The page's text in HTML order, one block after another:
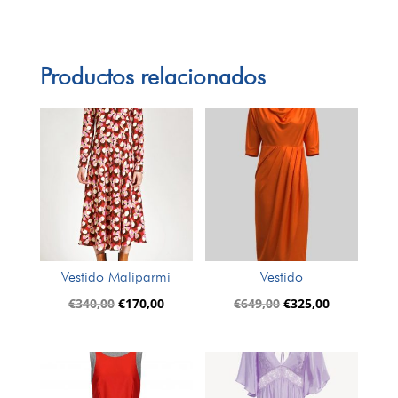
Productos relacionados
Vestido Maliparmi
€340,00 El
original
era:
€170,00El
Vestido
€649,00 El
original
era:
€325,00El
es: